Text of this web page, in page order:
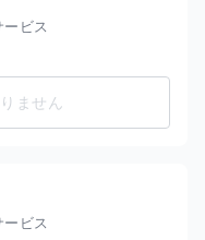
ビス
ません
ビス